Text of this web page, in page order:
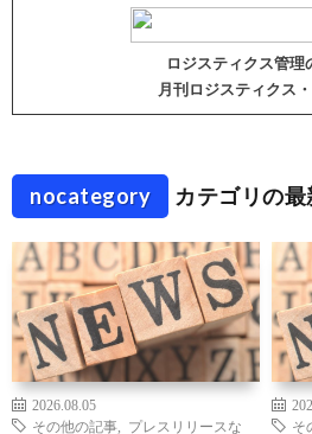
ロジスティクス管理
月刊ロジスティクス
nocategory カテゴリの
2026.08.05
その他の記事
プレスリリースな
そ